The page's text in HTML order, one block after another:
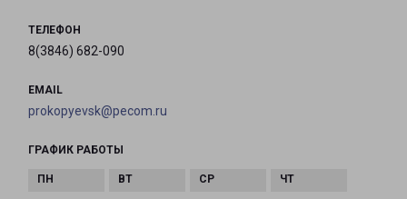
ТЕЛЕФОН
8(3846) 682-090
EMAIL
prokopyevsk@pecom.ru
ГРАФИК РАБОТЫ